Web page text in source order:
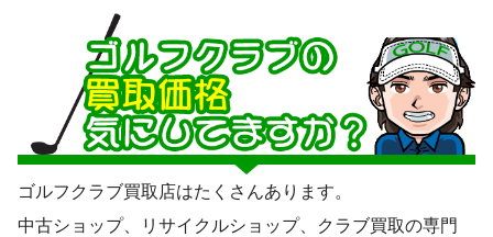
ゴルフクラブ買取店はたくさんあります。
中古ショップ、リサイクルショップ、クラブ買取の専門